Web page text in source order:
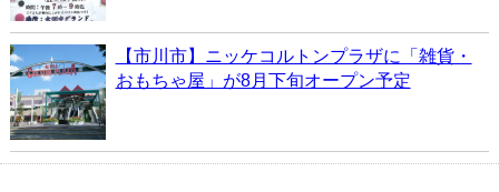
【市川市】ニッケコルトンプラザに「雑貨・
おもちゃ屋」が8月下旬オープン予定